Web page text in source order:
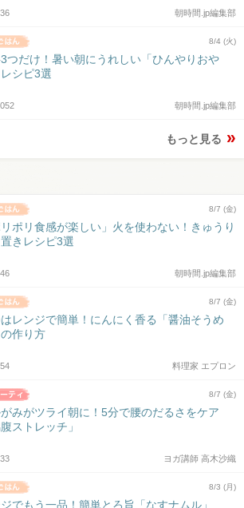
朝時間.jp編集部
8/4 (火)
つだけ！暑い朝にうれしい「ひんやりおや
シピ3選
朝時間.jp編集部
もっと見る
8/7 (金)
リポリ食感が楽しい」火を使わない！きゅうり
きレシピ3選
朝時間.jp編集部
8/7 (金)
レンジで簡単！にんにく香る「醤油そうめ
作り方
料理家 エプロン
8/7 (金)
みがツライ朝に！5分で腰のだるさをケア
腹ストレッチ」
ヨガ講師 高木沙織
8/3 (月)
でもう一品！簡単とろ旨「なすナムル」